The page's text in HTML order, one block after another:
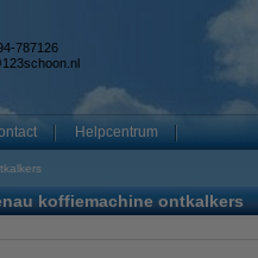
787126
Helpcentrum
koffiemachine ontkalkers